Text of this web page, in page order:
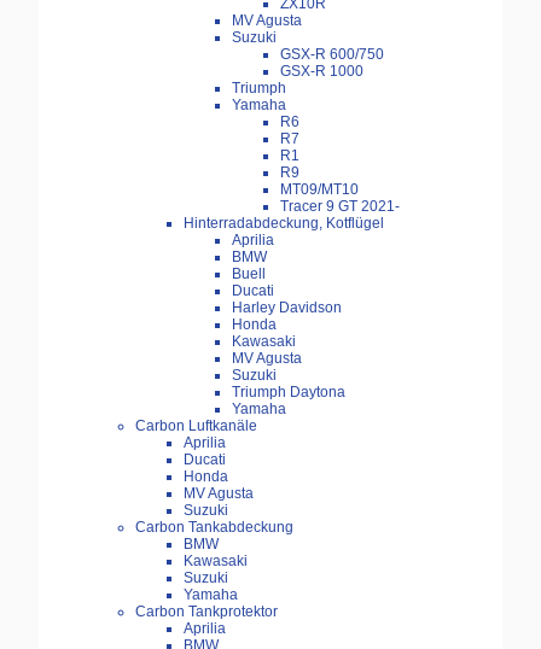
ZX10R
MV Agusta
Suzuki
GSX-R 600/750
GSX-R 1000
Triumph
Yamaha
R6
R7
R1
R9
MT09/MT10
Tracer 9 GT 2021-
Hinterradabdeckung, Kotflügel
Aprilia
BMW
Buell
Ducati
Harley Davidson
Honda
Kawasaki
MV Agusta
Suzuki
Triumph Daytona
Yamaha
Carbon Luftkanäle
Aprilia
Ducati
Honda
MV Agusta
Suzuki
Carbon Tankabdeckung
BMW
Kawasaki
Suzuki
Yamaha
Carbon Tankprotektor
Aprilia
BMW